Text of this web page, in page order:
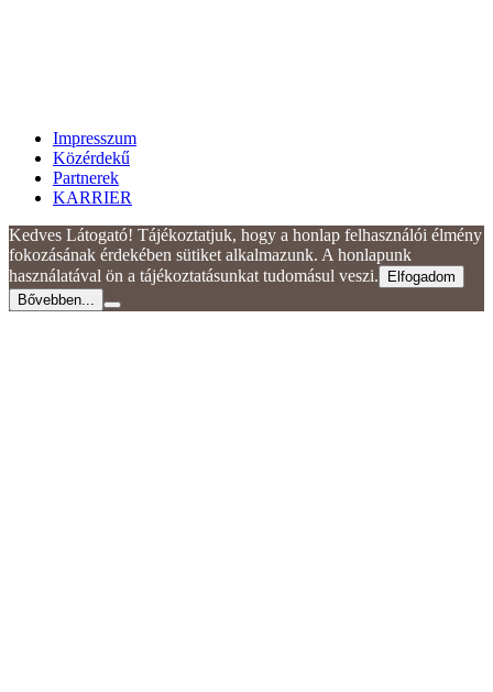
Impresszum
Közérdekű
Partnerek
KARRIER
Kedves Látogató! Tájékoztatjuk, hogy a honlap felhasználói élmény
fokozásának érdekében sütiket alkalmazunk. A honlapunk
használatával ön a tájékoztatásunkat tudomásul veszi.
Elfogadom
Bővebben...